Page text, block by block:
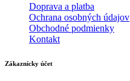
Doprava a platba
Ochrana osobných údajov
Obchodné podmienky
Kontakt
Zákaznícky účet